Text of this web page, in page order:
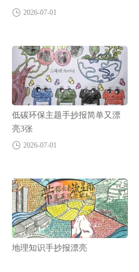
2026-07-01
低碳环保主题手抄报简单又漂
亮3张
2026-07-01
地理知识手抄报漂亮